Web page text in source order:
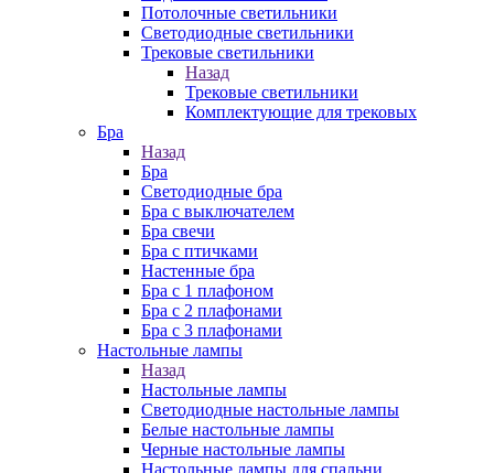
Потолочные светильники
Светодиодные светильники
Трековые светильники
Назад
Трековые светильники
Комплектующие для трековых
Бра
Назад
Бра
Светодиодные бра
Бра с выключателем
Бра свечи
Бра с птичками
Настенные бра
Бра с 1 плафоном
Бра с 2 плафонами
Бра с 3 плафонами
Настольные лампы
Назад
Настольные лампы
Светодиодные настольные лампы
Белые настольные лампы
Черные настольные лампы
Настольные лампы для спальни